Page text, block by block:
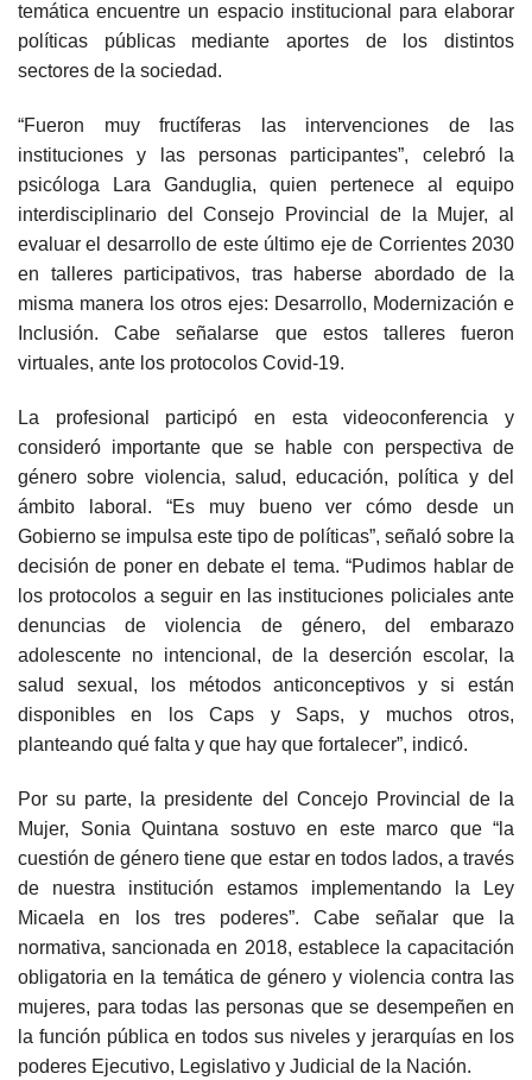
temática encuentre un espacio institucional para elaborar
políticas públicas mediante aportes de los distintos
sectores de la sociedad.
“Fueron muy fructíferas las intervenciones de las
instituciones y las personas participantes”, celebró la
psicóloga Lara Ganduglia, quien pertenece al equipo
interdisciplinario del Consejo Provincial de la Mujer, al
evaluar el desarrollo de este último eje de Corrientes 2030
en talleres participativos, tras haberse abordado de la
misma manera los otros ejes: Desarrollo, Modernización e
Inclusión. Cabe señalarse que estos talleres fueron
virtuales, ante los protocolos Covid-19.
La profesional participó en esta videoconferencia y
consideró importante que se hable con perspectiva de
género sobre violencia, salud, educación, política y del
ámbito laboral. “Es muy bueno ver cómo desde un
Gobierno se impulsa este tipo de políticas”, señaló sobre la
decisión de poner en debate el tema. “Pudimos hablar de
los protocolos a seguir en las instituciones policiales ante
denuncias de violencia de género, del embarazo
adolescente no intencional, de la deserción escolar, la
salud sexual, los métodos anticonceptivos y si están
disponibles en los Caps y Saps, y muchos otros,
planteando qué falta y que hay que fortalecer”, indicó.
Por su parte, la presidente del Concejo Provincial de la
Mujer, Sonia Quintana sostuvo en este marco que “la
cuestión de género tiene que estar en todos lados, a través
de nuestra institución estamos implementando la Ley
Micaela en los tres poderes”. Cabe señalar que la
normativa, sancionada en 2018, establece la capacitación
obligatoria en la temática de género y violencia contra las
mujeres, para todas las personas que se desempeñen en
la función pública en todos sus niveles y jerarquías en los
poderes Ejecutivo, Legislativo y Judicial de la Nación.